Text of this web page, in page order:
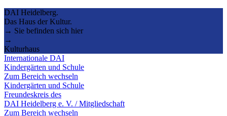
DAI Heidelberg.
Das Haus der Kultur.
→ Sie befinden sich hier
→
Kulturhaus
Internationale DAI
Kindergärten und Schule
Zum Bereich wechseln
Kindergärten und Schule
Freundeskreis des
DAI Heidelberg e. V. / Mitgliedschaft
Zum Bereich wechseln